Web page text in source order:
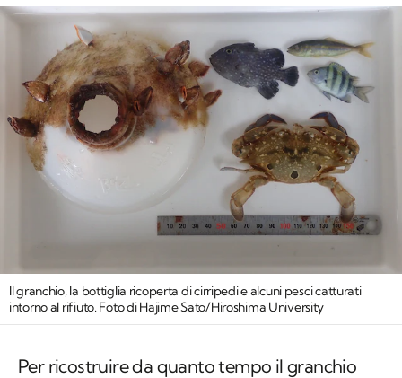
Il granchio, la bottiglia ricoperta di cirripedi e alcuni pesci catturati
intorno al rifiuto. Foto di Hajime Sato/Hiroshima University
Per ricostruire da quanto tempo il granchio